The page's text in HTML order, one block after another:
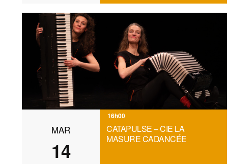
MAR
14
16h00
CATAPULSE – CIE LA
MASURE CADANCÉE